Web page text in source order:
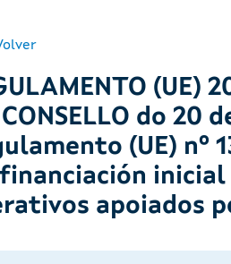
(UE)
CONSELLO do 20
(UE) nº
inicial
apoiados